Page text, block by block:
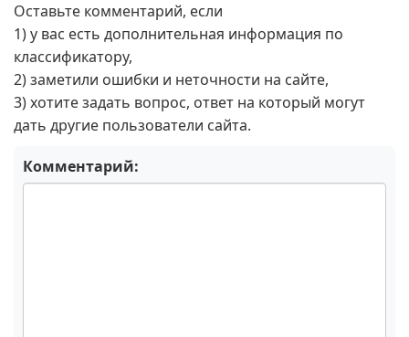
Оставьте комментарий, если
1) у вас есть дополнительная информация по
классификатору,
2) заметили ошибки и неточности на сайте,
3) хотите задать вопрос, ответ на который могут
дать другие пользователи сайта.
Комментарий: